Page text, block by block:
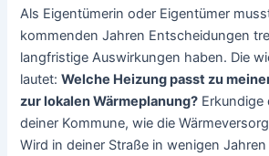
Als Eigentümerin oder Eigentümer
kommenden Jahren Entscheidungen
langfristige Auswirkungen haben. Die
lautet:Welche Heizung passt zu
zur lokalen Wärmeplanung? Erkundige
deiner Kommune, wie die
Wird in deiner Straße in wenigen Jahren